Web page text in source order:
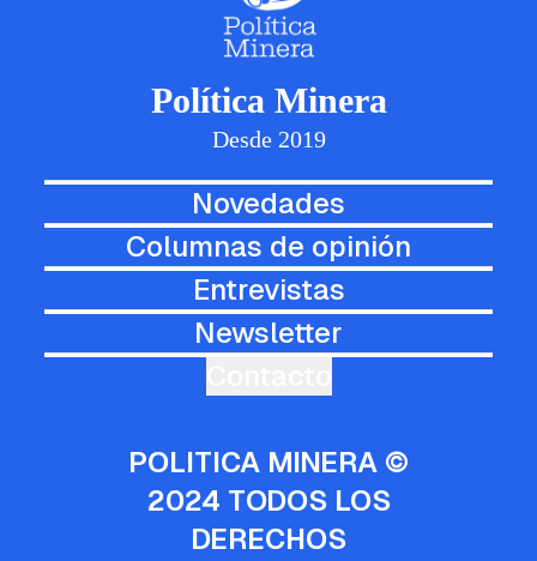
Política Minera
Desde 2019
Novedades
Columnas de opinión
Entrevistas
Newsletter
POLITICA MINERA ©
2024 TODOS LOS
DERECHOS